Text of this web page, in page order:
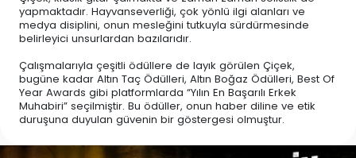
yapmaktadır. Hayvanseverliği, çok yönlü ilgi alanları ve
medya disiplini, onun mesleğini tutkuyla sürdürmesinde
belirleyici unsurlardan bazılarıdır.
Çalışmalarıyla çeşitli ödüllere de layık görülen Çiçek,
bugüne kadar Altın Taç Ödülleri, Altın Boğaz Ödülleri, Best Of
Year Awards gibi platformlarda “Yılın En Başarılı Erkek
Muhabiri” seçilmiştir. Bu ödüller, onun haber diline ve etik
duruşuna duyulan güvenin bir göstergesi olmuştur.